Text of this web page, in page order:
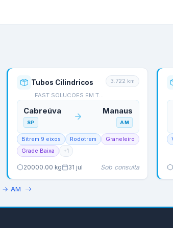
Tubos Cilindricos
FAST SOLUCOES EM TRANS…
3.722 km
Cabreúva
SP
Manaus
AM
Bitrem 9 eixos Rodotrem
Graneleiro
Grade Baixa
+1
20000.00 kg 31 jul Sob consulta
→ AM